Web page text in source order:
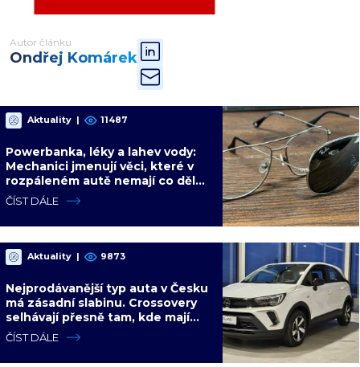
Autor článku
Ondřej Komárek
Aktuality | 11487
Powerbanka, léky a lahev vody:
Mechanici jmenují věci, které v
rozpáleném autě nemají co dělat.
Hrozí i požár
ČÍST DÁLE
Aktuality | 9873
Nejprodávanější typ auta v Česku
má zásadní slabinu. Crossovery
selhávají přesně tam, kde mají
být nejsilnější
ČÍST DÁLE